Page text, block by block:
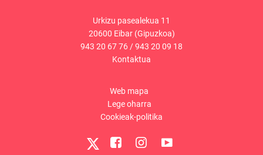
Urkizu pasealekua 11
20600 Eibar (Gipuzkoa)
943 20 67 76/943 20 09 18
Kontaktua
Web mapa
Lege oharra
Cookieak-politika